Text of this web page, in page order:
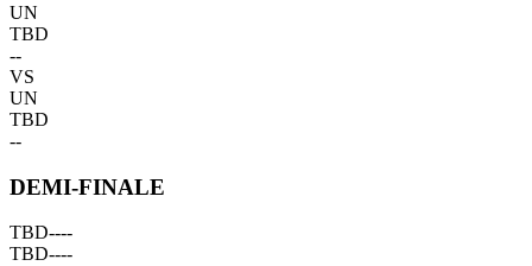
UN
TBD
--
VS
UN
TBD
--
DEMI-FINALE
TBD----
TBD----